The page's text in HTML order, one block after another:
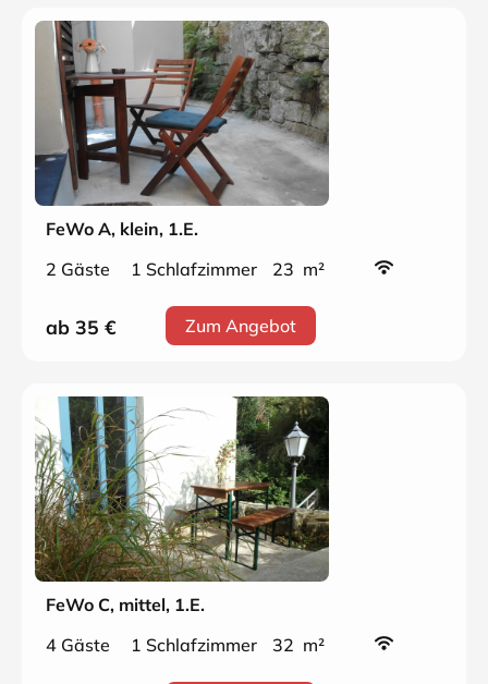
FeWo A, klein, 1.E.
2 Gäste
1 Schlafzimmer 23 m²
ab 35 € Zum Angebot
FeWo C, mittel, 1.E.
4 Gäste
1 Schlafzimmer 32 m²